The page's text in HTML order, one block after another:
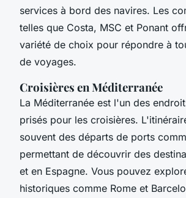
services à bord des navires. Les
telles que Costa, MSC et Ponant
variété de choix pour répondre à
de voyages.
Croisières en Méditerranée
La Méditerranée est l'un des
prisés pour les croisières.
souvent des départs de ports
permettant de découvrir des
et en Espagne. Vous pouvez
historiques comme Rome et